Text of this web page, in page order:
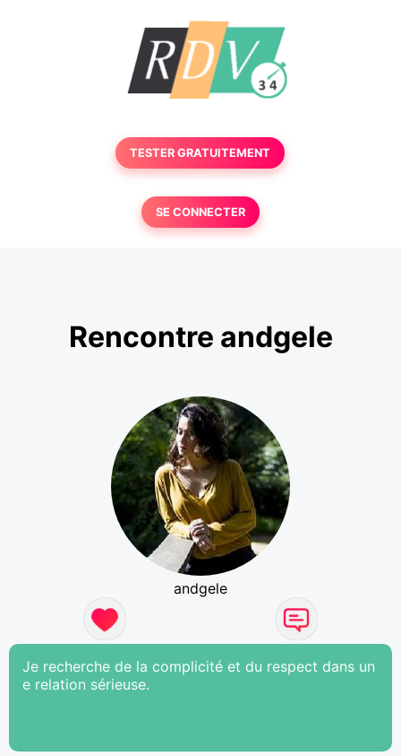
TESTER GRATUITEMENT
SE CONNECTER
Rencontre andgele
andgele
Je recherche de la complicité et du respect dans un
e relation sérieuse.